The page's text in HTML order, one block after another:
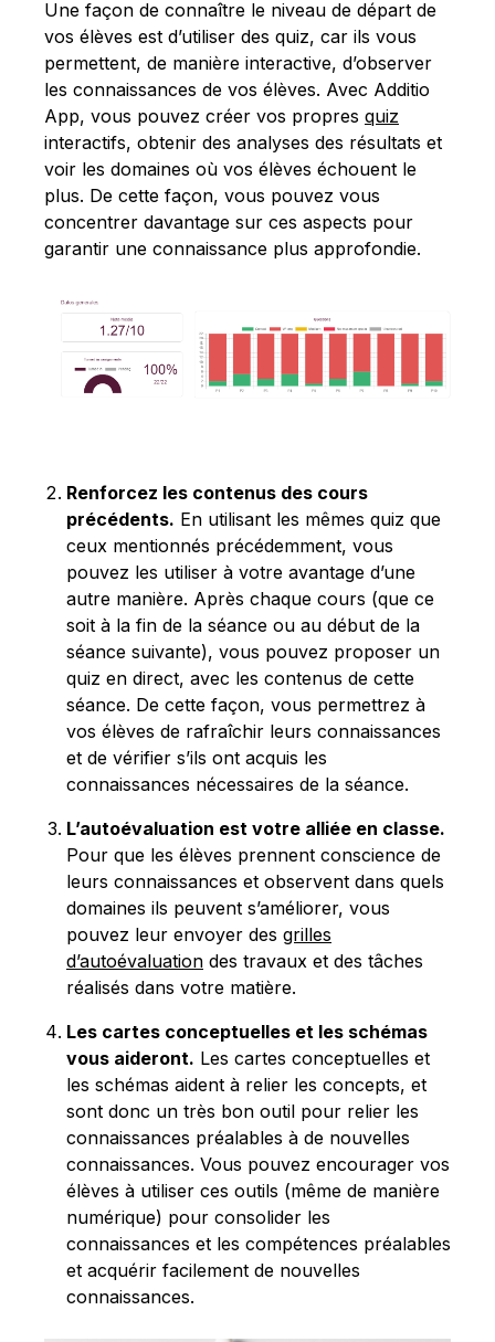
Une façon de connaître le niveau de départ de
vos élèves est d’utiliser des quiz, car ils vous
permettent, de manière interactive, d’observer
les connaissances de vos élèves. Avec Additio
App, vous pouvez créer vos propres quiz
interactifs, obtenir des analyses des résultats et
voir les domaines où vos élèves échouent le
plus. De cette façon, vous pouvez vous
concentrer davantage sur ces aspects pour
garantir une connaissance plus approfondie.
Renforcez les contenus des cours
précédents. En utilisant les mêmes quiz que
ceux mentionnés précédemment, vous
pouvez les utiliser à votre avantage d’une
autre manière. Après chaque cours (que ce
soit à la fin de la séance ou au début de la
séance suivante), vous pouvez proposer un
quiz en direct, avec les contenus de cette
séance. De cette façon, vous permettrez à
vos élèves de rafraîchir leurs connaissances
et de vérifier s’ils ont acquis les
connaissances nécessaires de la séance.
L’autoévaluation est votre alliée en classe.
Pour que les élèves prennent conscience de
leurs connaissances et observent dans quels
domaines ils peuvent s’améliorer, vous
pouvez leur envoyer des grilles
d’autoévaluation des travaux et des tâches
réalisés dans votre matière.
Les cartes conceptuelles et les schémas
vous aideront. Les cartes conceptuelles et
les schémas aident à relier les concepts, et
sont donc un très bon outil pour relier les
connaissances préalables à de nouvelles
connaissances. Vous pouvez encourager vos
élèves à utiliser ces outils (même de manière
numérique) pour consolider les
connaissances et les compétences préalables
et acquérir facilement de nouvelles
connaissances.